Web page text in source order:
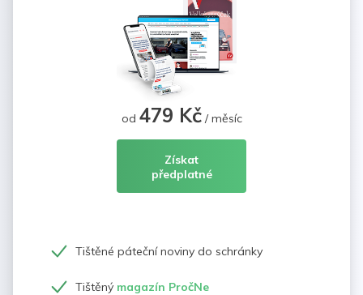
od 479 Kč/ měsíc
Získat
předplatné
Tištěné páteční noviny do schránky
Tištěný magazín PročNe